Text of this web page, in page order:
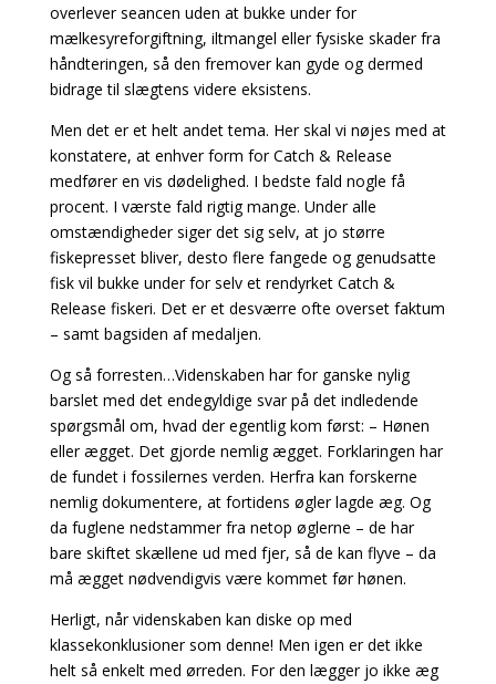
overlever seancen uden at bukke under for
mælkesyreforgiftning, iltmangel eller fysiske skader fra
håndteringen, så den fremover kan gyde og dermed
bidrage til slægtens videre eksistens.
Men det er et helt andet tema. Her skal vi nøjes med at
konstatere, at enhver form for Catch & Release
medfører en vis dødelighed. I bedste fald nogle få
procent. I værste fald rigtig mange. Under alle
omstændigheder siger det sig selv, at jo større
fiskepresset bliver, desto flere fangede og genudsatte
fisk vil bukke under for selv et rendyrket Catch &
Release fiskeri. Det er et desværre ofte overset faktum
– samt bagsiden af medaljen.
Og så forresten…Videnskaben har for ganske nylig
barslet med det endegyldige svar på det indledende
spørgsmål om, hvad der egentlig kom først: – Hønen
eller ægget. Det gjorde nemlig ægget. Forklaringen har
de fundet i fossilernes verden. Herfra kan forskerne
nemlig dokumentere, at fortidens øgler lagde æg. Og
da fuglene nedstammer fra netop øglerne – de har
bare skiftet skællene ud med fjer, så de kan flyve – da
må ægget nødvendigvis være kommet før hønen.
Herligt, når videnskaben kan diske op med
klassekonklusioner som denne! Men igen er det ikke
helt så enkelt med ørreden. For den lægger jo ikke æg